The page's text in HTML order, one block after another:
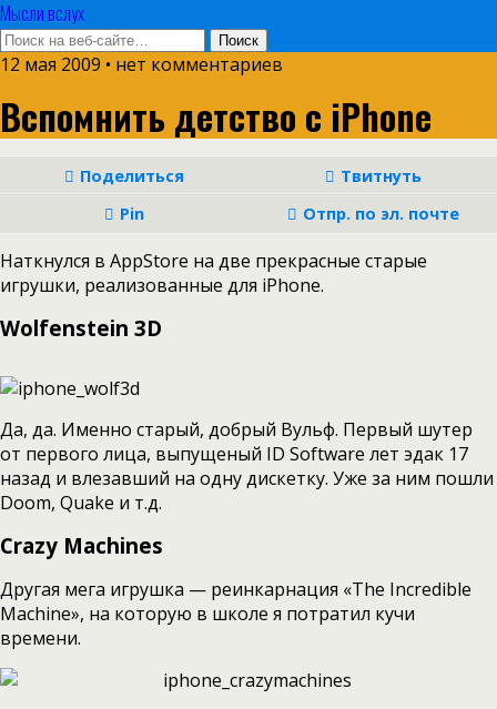
Мысли вслух
12 мая 2009 • нет комментариев
Вспомнить детство с iPhone
Поделиться
Твитнуть
Pin
Отпр. по эл. почте
Наткнулся в AppStore на две прекрасные старые
игрушки, реализованные для iPhone.
Wolfenstein 3D
Да, да. Именно старый, добрый Вульф. Первый шутер
от первого лица, выпущеный ID Software лет эдак 17
назад и влезавший на одну дискетку. Уже за ним пошли
Doom, Quake и т.д.
Crazy Machines
Другая мега игрушка — реинкарнация «The Incredible
Machine», на которую в школе я потратил кучи
времени.